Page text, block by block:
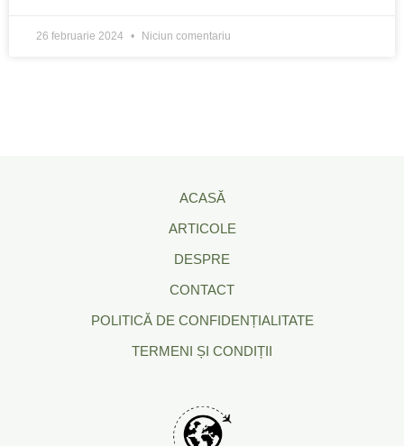
26 februarie 2024 Niciun comentariu
ACASĂ
ARTICOLE
DESPRE
CONTACT
POLITICĂ DE CONFIDENȚIALITATE
TERMENI ȘI CONDIȚII